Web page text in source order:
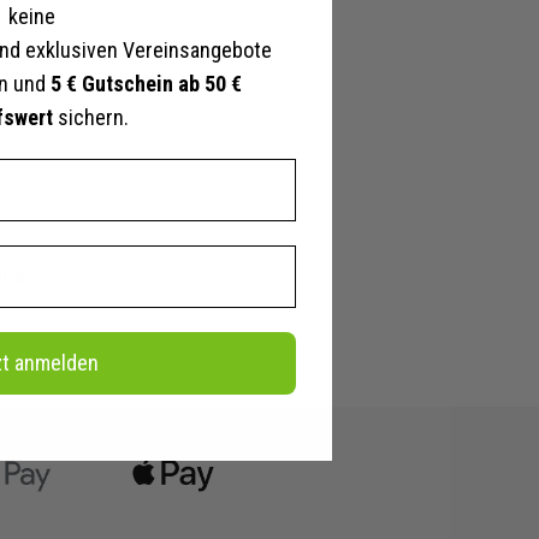
keine
exklusiven Vereinsangebote
und 5 € Gutschein ab 50 €
sichern.
anmelden